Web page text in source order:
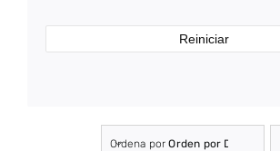
2023(16)
Reiniciar
Ordena porOrden por Defecto